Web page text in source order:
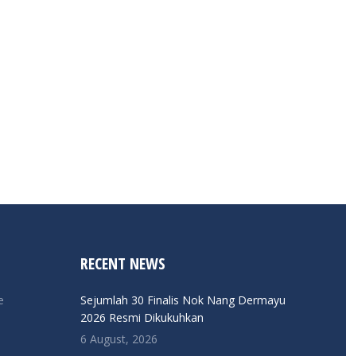
RECENT NEWS
Sejumlah 30 Finalis Nok Nang Dermayu
2026 Resmi Dikukuhkan
6 August, 2026